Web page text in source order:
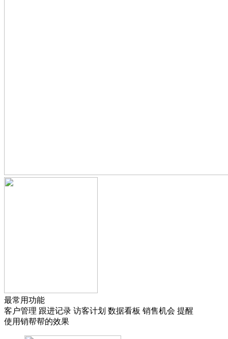
最常用功能
客户管理 跟进记录 访客计划 数据看板 销售机会 提醒
使用销帮帮的效果